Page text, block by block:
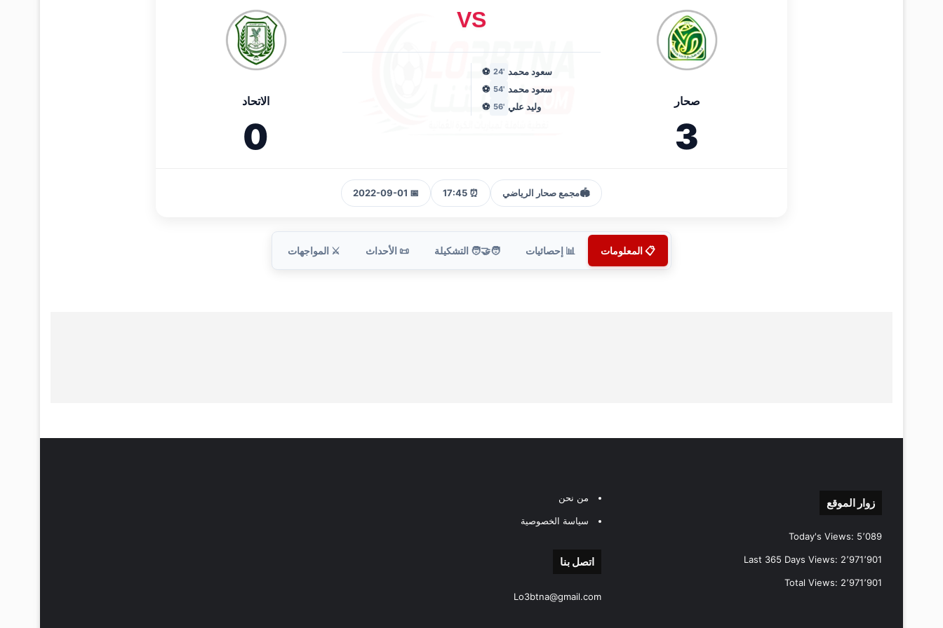
صحار
3
VS
سعود محمد '24
⚽
سعود محمد '54
⚽
وليد علي '56
⚽ الاتحاد
0
🏟️مجمع صحار الرياضي ⏰ 17:45
📅 2022-09-01
📋 المعلومات 📊 إحصائيات 🧑‍🤝‍🧑 التشكيلة 📜 الأحداث ⚔️ المواجهات
زوار الموقع
Today's Views: 5٬089
Last 365 Days Views: 2٬971٬901
Total Views: 2٬971٬901
من نحن
سياسة الخصوصية
اتصل بنا
Lo3btna@gmail.com